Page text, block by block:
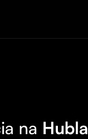
na Hubla